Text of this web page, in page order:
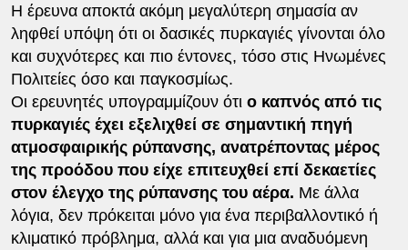
Η έρευνα αποκτά ακόμη μεγαλύτερη σημασία αν
ληφθεί υπόψη ότι οι δασικές πυρκαγιές γίνονται όλο
και συχνότερες και πιο έντονες, τόσο στις Ηνωμένες
Πολιτείες όσο και παγκοσμίως.
Οι ερευνητές υπογραμμίζουν ότι ο καπνός από τις
πυρκαγιές έχει εξελιχθεί σε σημαντική πηγή
ατμοσφαιρικής ρύπανσης, ανατρέποντας μέρος
της προόδου που είχε επιτευχθεί επί δεκαετίες
στον έλεγχο της ρύπανσης του αέρα. Με άλλα
λόγια, δεν πρόκειται μόνο για ένα περιβαλλοντικό ή
κλιματικό πρόβλημα, αλλά και για μια αναδυόμενη